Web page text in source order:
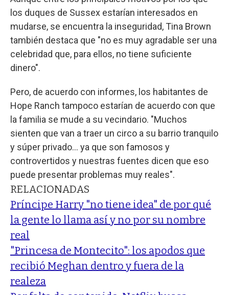
los duques de Sussex estarían interesados en
mudarse, se encuentra la inseguridad, Tina Brown
también destaca que "no es muy agradable ser una
celebridad que, para ellos, no tiene suficiente
dinero".
Pero, de acuerdo con informes, los habitantes de
Hope Ranch tampoco estarían de acuerdo con que
la familia se mude a su vecindario. "Muchos
sienten que van a traer un circo a su barrio tranquilo
y súper privado... ya que son famosos y
controvertidos y nuestras fuentes dicen que eso
puede presentar problemas muy reales".
RELACIONADAS
Príncipe Harry "no tiene idea" de por qué
la gente lo llama así y no por su nombre
real
"Princesa de Montecito": los apodos que
recibió Meghan dentro y fuera de la
realeza